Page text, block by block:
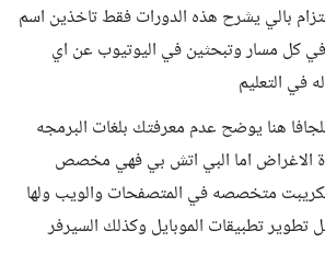
بالي يشرح هذه الدورات فقط تاخذين اسم
في كل مسار وتبحثين في اليوتيوب عن اي
التعليم
هنا يوضح عدم معرفتك بلغات البرمجه
الاغراض اما البي اتش بي فهي مخصص
متخصصه في المتصفحات والويب ولها
تطبيقات الموبايل وكذلك السيرفر